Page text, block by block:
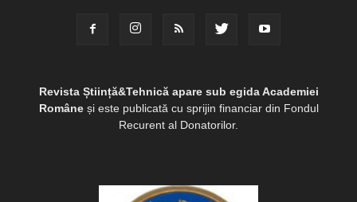
Revista Știință&Tehnică apare sub egida Academiei
Româneși este publicată cu sprijin financiar din Fondul
Recurent al Donatorilor.